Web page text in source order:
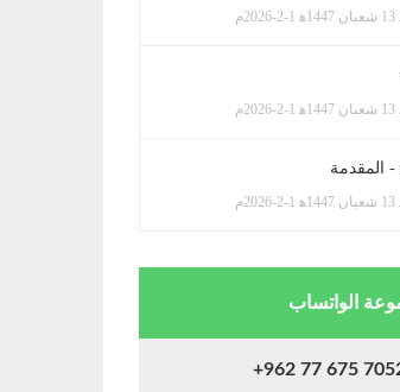
الواتساب
+962 77 675